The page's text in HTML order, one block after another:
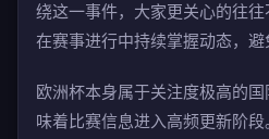
绕这一事件，大家更关心的往
在赛事进行中持续掌握动态，避
欧洲杯本身属于关注度极高的
味着比赛信息进入高频更新阶